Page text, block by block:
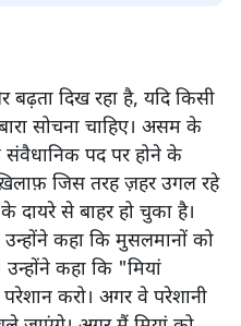
दिख रहा है, यदि किसी
सोचना चाहिए। असम के
संवैधानिक पद पर होने के
जिस तरह ज़हर उगल रहे
दायरे से बाहर हो चुका है।
उन्होंने कहा कि मुसलमानों को
कहा कि "मियां
करो। अगर वे परेशानी